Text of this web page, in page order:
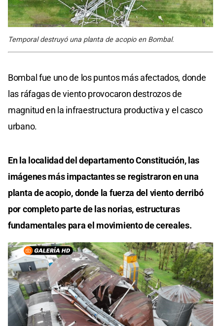
Temporal destruyó una planta de acopio en Bombal.
Bombal fue uno de los puntos más afectados, donde
las ráfagas de viento provocaron destrozos de
magnitud en la infraestructura productiva y el casco
urbano.
En la localidad del departamento Constitución, las
imágenes más impactantes se registraron en una
planta de acopio, donde la fuerza del viento derribó
por completo parte de las norias, estructuras
fundamentales para el movimiento de cereales.